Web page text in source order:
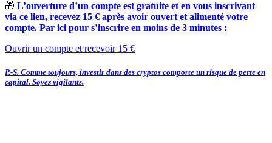
🎁 L’ouverture d’un compte est gratuite et en vous inscrivant
via ce lien, recevez 15 € après avoir ouvert et alimenté votre
compte. Par ici pour s’inscrire en moins de 3 minutes :
Ouvrir un compte et recevoir 15 €
P.-S. Comme toujours, investir dans des cryptos comporte un risque de perte en
capital. Soyez vigilants.